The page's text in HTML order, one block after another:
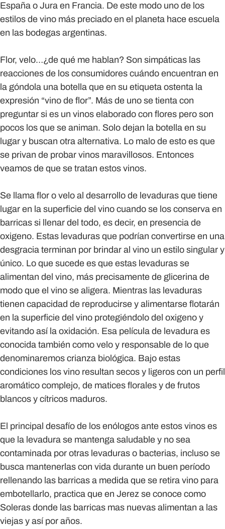
España o Jura en Francia. De este modo uno de los
estilos de vino más preciado en el planeta hace escuela
en las bodegas argentinas.
Flor, velo…¿de qué me hablan? Son simpáticas las
reacciones de los consumidores cuándo encuentran en
la góndola una botella que en su etiqueta ostenta la
expresión “vino de flor”. Más de uno se tienta con
preguntar si es un vinos elaborado con flores pero son
pocos los que se animan. Solo dejan la botella en su
lugar y buscan otra alternativa. Lo malo de esto es que
se privan de probar vinos maravillosos. Entonces
veamos de que se tratan estos vinos.
Se llama flor o velo al desarrollo de levaduras que tiene
lugar en la superficie del vino cuando se los conserva en
barricas si llenar del todo, es decir, en presencia de
oxigeno. Estas levaduras que podrían convertirse en una
desgracia terminan por brindar al vino un estilo singular y
único. Lo que sucede es que estas levaduras se
alimentan del vino, más precisamente de glicerina de
modo que el vino se aligera. Mientras las levaduras
tienen capacidad de reproducirse y alimentarse flotarán
en la superficie del vino protegiéndolo del oxigeno y
evitando así la oxidación. Esa película de levadura es
conocida también como velo y responsable de lo que
denominaremos crianza biológica. Bajo estas
condiciones los vino resultan secos y ligeros con un perfil
aromático complejo, de matices florales y de frutos
blancos y cítricos maduros.
El principal desafío de los enólogos ante estos vinos es
que la levadura se mantenga saludable y no sea
contaminada por otras levaduras o bacterias, incluso se
busca mantenerlas con vida durante un buen período
rellenando las barricas a medida que se retira vino para
embotellarlo, practica que en Jerez se conoce como
Soleras donde las barricas mas nuevas alimentan a las
viejas y así por años.